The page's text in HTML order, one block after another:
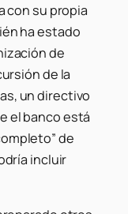
con su propia
ha estado
de
de la
un directivo
el banco está
de
incluir